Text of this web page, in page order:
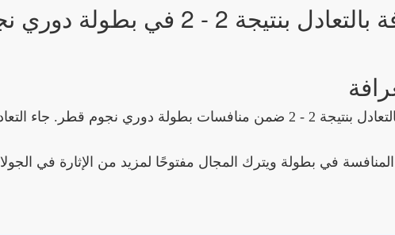
انتهت المباراة بين الريان و الغرافة بالتعادل بنتيجة 2 - 2 في
انتهت المباراة بين فريق الريان وفريق الغرافة بالتعادل بنتيجة 2 - 2 ضمن منافسات بطولة دوري نجوم قطر.
في بطولة ويترك المجال مفتوحًا لمزيد من الإثارة في